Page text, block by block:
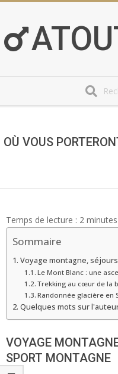
content
Menu
OÙ VOUS
Temps de lecture : 2 minutes
Sommaire
Voyage montagne,
Le Mont Blanc : une
Trekking au cœur de la
Randonnée glacière en
Quelques mots sur
VOYAGE
SPORT MONTAGNE